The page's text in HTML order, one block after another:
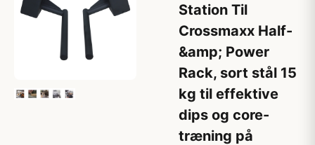
Station Til
Crossmaxx Half-
&amp; Power
Rack, sort stål 15
kg til effektive
dips og core-
træning på